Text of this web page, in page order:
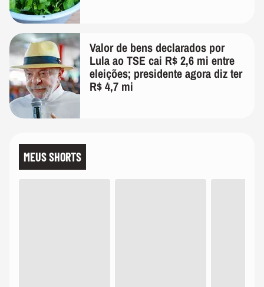
Valor de bens declarados por
Lula ao TSE cai R$ 2,6 mi entre
eleições; presidente agora diz ter
R$ 4,7 mi
MEUS SHORTS